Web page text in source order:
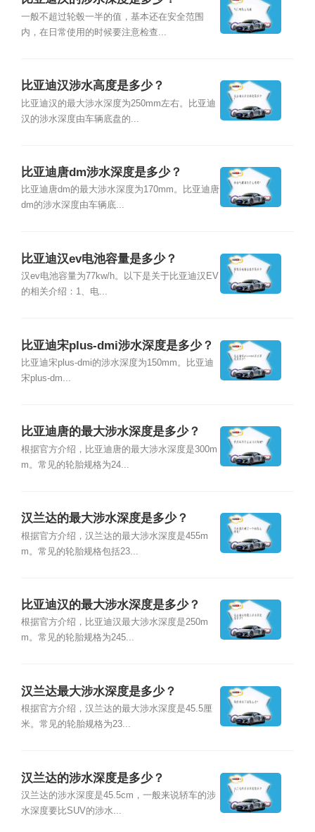
一般不超过轮毂一半的值，基本还在安全范围
内，在日常使用的时候要注意检查...
比亚迪汉涉水高度是多少？
比亚迪汉的最大涉水深度为250mm左右。比亚迪
汉的涉水深度由车辆底盘的...
比亚迪唐dm涉水深度是多少？
比亚迪唐dm的最大涉水深度为170mm。比亚迪唐
dm的涉水深度由车辆底...
比亚迪汉ev电池容量是多少？
汉ev电池容量为77kw/h。以下是关于比亚迪汉EV
的相关介绍：1、电...
比亚迪宋plus-dmi涉水深度是多少？
比亚迪宋plus-dmi的涉水深度为150mm。比亚迪
宋plus-dm...
比亚迪唐的最大涉水深度是多少？
根据官方介绍，比亚迪唐的最大涉水深度是300m
m。常见的轮胎规格为24...
汉兰达的最大涉水深度是多少？
根据官方介绍，汉兰达的最大涉水深度是455m
m。常见的轮胎规格包括23...
比亚迪汉的最大涉水深度是多少？
根据官方介绍，比亚迪汉最大涉水深度是250m
m。常见的轮胎规格为245...
汉兰达最大涉水深度是多少？
根据官方介绍，汉兰达的最大涉水深度是45.5厘
米。常见的轮胎规格为23...
汉兰达的涉水深度是多少？
汉兰达的涉水深度是45.5cm，一般来说轿车的涉
水深度要比SUV的涉水...